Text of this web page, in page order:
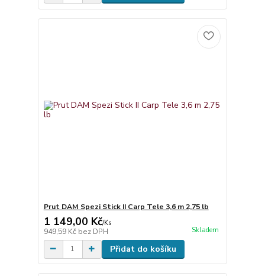
Prut DAM Spezi Stick II Carp Tele 3,6 m 2,75 lb
1 149,00 Kč/Ks
949,59 Kč bez DPH Skladem
Přidat do košíku